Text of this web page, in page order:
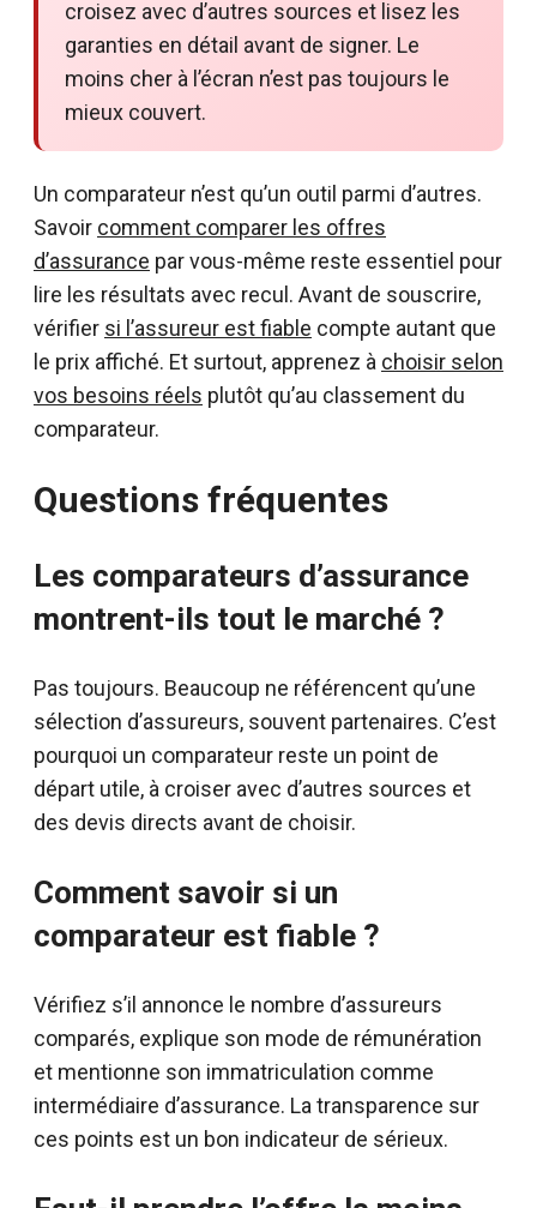
croisez avec d’autres sources et lisez les
garanties en détail avant de signer. Le
moins cher à l’écran n’est pas toujours le
mieux couvert.
Un comparateur n’est qu’un outil parmi d’autres.
Savoir comment comparer les offres
d’assurance par vous-même reste essentiel pour
lire les résultats avec recul. Avant de souscrire,
vérifier si l’assureur est fiable compte autant que
le prix affiché. Et surtout, apprenez à choisir selon
vos besoins réels plutôt qu’au classement du
comparateur.
Questions fréquentes
Les comparateurs d’assurance
montrent-ils tout le marché ?
Pas toujours. Beaucoup ne référencent qu’une
sélection d’assureurs, souvent partenaires. C’est
pourquoi un comparateur reste un point de
départ utile, à croiser avec d’autres sources et
des devis directs avant de choisir.
Comment savoir si un
comparateur est fiable ?
Vérifiez s’il annonce le nombre d’assureurs
comparés, explique son mode de rémunération
et mentionne son immatriculation comme
intermédiaire d’assurance. La transparence sur
ces points est un bon indicateur de sérieux.